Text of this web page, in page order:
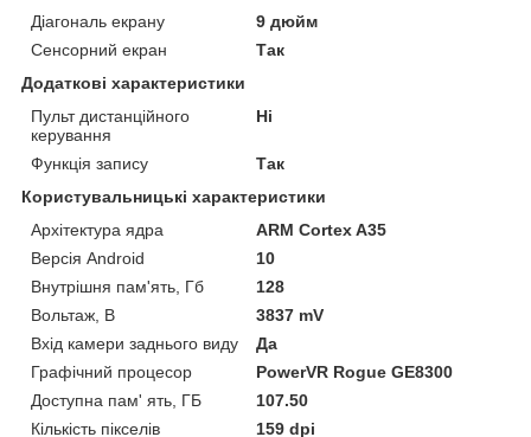
Діагональ екрану
9 дюйм
Сенсорний екран
Так
Додаткові характеристики
Пульт дистанційного
керування
Ні
Функція запису
Так
Користувальницькі характеристики
Архітектура ядра
ARM Cortex A35
Версія Android
10
Внутрішня пам'ять, Гб
128
Вольтаж, В
3837 mV
Вхід камери заднього виду
Да
Графічний процесор
PowerVR Rogue GE8300
Доступна пам' ять, ГБ
107.50
Кількість пікселів
159 dpi